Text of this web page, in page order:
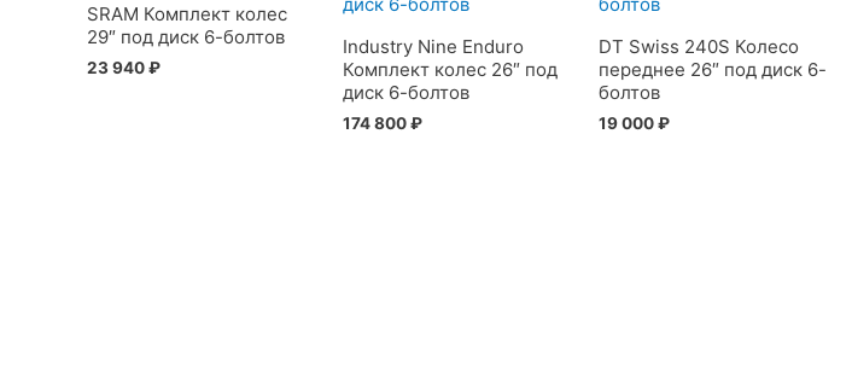
SRAM Комплект колес
29″ под диск 6-болтов
23 940₽
Industry Nine Enduro
Комплект колес 26″ под
диск 6-болтов
174 800₽
DT Swiss 240S Колесо
переднее 26″ под диск 6-
болтов
19 000₽